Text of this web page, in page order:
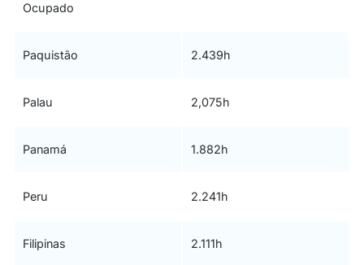
Ocupado
Paquistão 2.439h
Palau 2,075h
Panamá 1.882h
Peru 2.241h
Filipinas 2.111h